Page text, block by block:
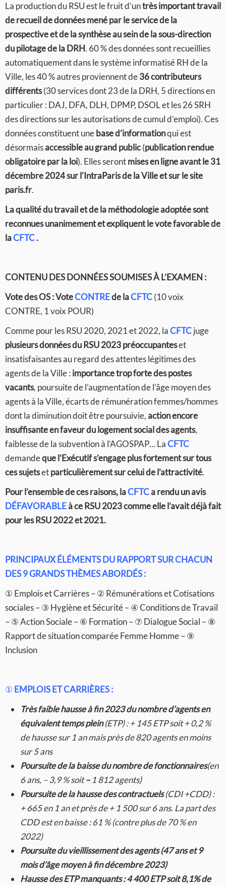
La production du RSU est le fruit d’untrès important travail
de recueil de donnéesmené par le service de la
prospective et de la synthèse au sein de la sous-direction
du pilotage de la DRH. 60 % des données sont recueillies
automatiquement dans le système informatisé RH de la
Ville, les 40 % autres proviennent de36 contributeurs
différents(30 services dont 23 de la DRH, 5 directions en
particulier : DAJ, DFA, DLH, DPMP, DSOL et les 26 SRH
des directions sur les autorisations de cumul d’emploi). Ces
données constituent unebase d’informationqui est
désormaisaccessible au grand public(publication rendue
obligatoire par la loi). Elles serontmises en ligne avant le 31
décembre 2024 sur l’IntraParis de la Ville et sur le site
paris.fr.
La qualité du travail et de la méthodologie adoptée sont
reconnues unanimement et expliquent le vote favorable de
laCFTC.
CONTENU DES DONNÉES SOUMISES À L’EXAMEN :
Vote des OS :VoteCONTREde laCFTC(10 voix
CONTRE, 1 voix POUR)
Comme pour les RSU 2020, 2021 et 2022, laCFTCjuge
plusieurs données du RSU 2023 préoccupanteset
insatisfaisantes au regard des attentes légitimes des
agents de la Ville : importance trop forte des postes
vacants, poursuite de l’augmentation de l’âge moyen des
agents à la Ville, écarts de rémunération femmes/hommes
dont la diminution doit être poursuivie,action encore
insuffisante en faveur du logement social des agents,
faiblesse de la subvention à l’AGOSPAP… LaCFTC
demandeque l’Exécutif s’engage plus fortement sur tous
ces sujetsetparticulièrement sur celui de l’attractivité.
Pour l’ensemble de ces raisons, laCFTCa rendu un avis
DÉFAVORABLEà ce RSU 2023 comme elle l’avait déjà fait
pour les RSU 2022 et 2021.
PRINCIPAUX ÉLÉMENTS DU RAPPORT SUR CHACUN
DES 9 GRANDS THÈMES ABORDÉS :
① Emplois et Carrières – ② Rémunérations et Cotisations
sociales – ③ Hygiène et Sécurité – ④ Conditions de Travail
– ⑤ Action Sociale – ⑥ Formation – ⑦ Dialogue Social – ⑧
Rapport de situation comparée Femme Homme – ⑨
Inclusion
① EMPLOIS ET CARRIÈRES :
Très faible hausse à fin 2023 du nombre d’agents en
équivalent temps plein(ETP) : + 145 ETP soit + 0,2 %
de hausse sur 1 an mais près de 820 agents en moins
sur 5 ans
Poursuite de la baisse du nombre de fonctionnaires(en
6 ans, – 3,9 % soit– 1 812 agents)
Poursuite de la hausse des contractuels(CDI +CDD) :
+ 665 en 1 an et près de + 1 500 sur 6 ans. La part des
CDD est en baisse : 61 % (contre plus de 70 % en
2022)
Poursuite du vieillissement des agents (47 ans et 9
mois d’âge moyen à fin décembre 2023)
Hausse des ETP manquants : 4 400 ETP soit 8,1% de